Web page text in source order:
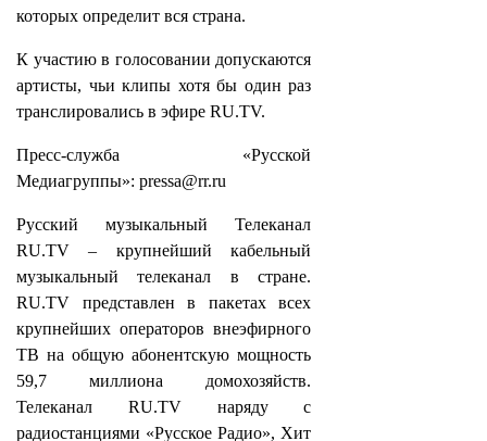
которых определит вся страна.
К участию в голосовании допускаются
артисты, чьи клипы хотя бы один раз
транслировались в эфире RU.TV.
Пресс-служба «Русской
Медиагруппы»: pressa@rr.ru
Русский музыкальный Телеканал
RU.TV – крупнейший кабельный
музыкальный телеканал в стране.
RU.TV представлен в пакетах всех
крупнейших операторов внеэфирного
ТВ на общую абонентскую мощность
59,7 миллиона домохозяйств.
Телеканал RU.TV наряду с
радиостанциями «Русское Радио», Хит